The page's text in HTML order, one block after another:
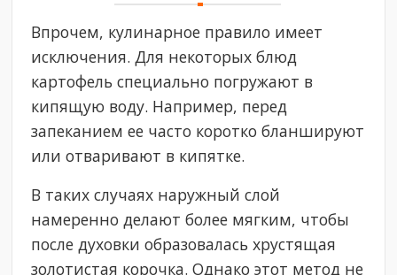
Впрочем, кулинарное правило имеет
исключения. Для некоторых блюд
картофель специально погружают в
кипящую воду. Например, перед
запеканием ее часто коротко бланшируют
или отваривают в кипятке.
В таких случаях наружный слой
намеренно делают более мягким, чтобы
после духовки образовалась хрустящая
золотистая корочка. Однако этот метод не